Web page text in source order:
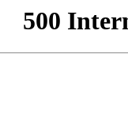
500